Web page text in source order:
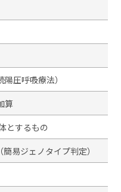
圧呼吸療法）
算
とするもの
易ジェノタイプ判定）